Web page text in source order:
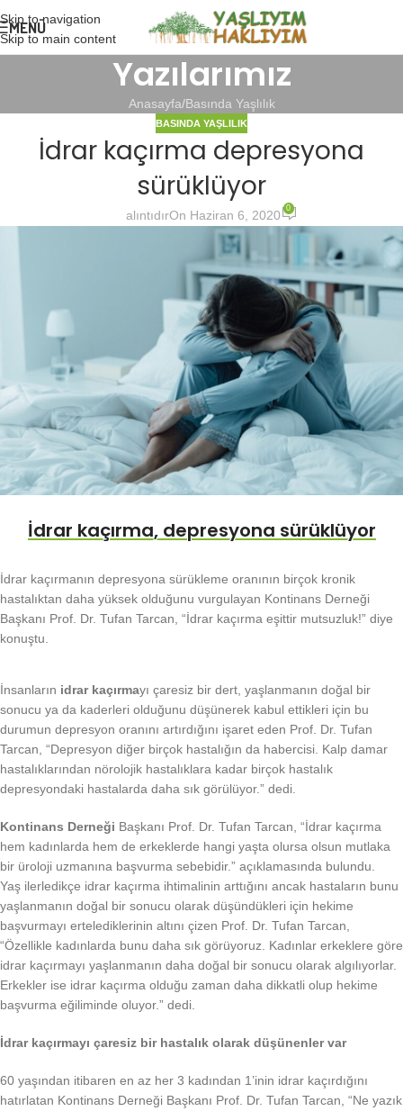
Skip to navigation
Skip to main content
MENÜ
Yazılarımız
Anasayfa Basında Yaşlılık
BASINDA YAŞLILIK
İdrar kaçırma depresyona
sürüklüyor
alıntıdırOn Haziran 6, 2020 0
İdrar kaçırma, depresyona sürüklüyor
İdrar kaçırmanın depresyona sürükleme oranının birçok kronik
hastalıktan daha yüksek olduğunu vurgulayan Kontinans Derneği
Başkanı Prof. Dr. Tufan Tarcan, “İdrar kaçırma eşittir mutsuzluk!” diye
konuştu.
İnsanların idrar kaçırmayı çaresiz bir dert, yaşlanmanın doğal bir
sonucu ya da kaderleri olduğunu düşünerek kabul ettikleri için bu
durumun depresyon oranını artırdığını işaret eden Prof. Dr. Tufan
Tarcan, “Depresyon diğer birçok hastalığın da habercisi. Kalp damar
hastalıklarından nörolojik hastalıklara kadar birçok hastalık
depresyondaki hastalarda daha sık görülüyor.” dedi.
Kontinans Derneği Başkanı Prof. Dr. Tufan Tarcan, “İdrar kaçırma
hem kadınlarda hem de erkeklerde hangi yaşta olursa olsun mutlaka
bir üroloji uzmanına başvurma sebebidir.” açıklamasında bulundu.
Yaş ilerledikçe idrar kaçırma ihtimalinin arttığını ancak hastaların bunu
yaşlanmanın doğal bir sonucu olarak düşündükleri için hekime
başvurmayı ertelediklerinin altını çizen Prof. Dr. Tufan Tarcan,
“Özellikle kadınlarda bunu daha sık görüyoruz. Kadınlar erkeklere göre
idrar kaçırmayı yaşlanmanın daha doğal bir sonucu olarak algılıyorlar.
Erkekler ise idrar kaçırma olduğu zaman daha dikkatli olup hekime
başvurma eğiliminde oluyor.” dedi.
İdrar kaçırmayı çaresiz bir hastalık olarak düşünenler var
60 yaşından itibaren en az her 3 kadından 1’inin idrar kaçırdığını
hatırlatan Kontinans Derneği Başkanı Prof. Dr. Tufan Tarcan, “Ne yazık